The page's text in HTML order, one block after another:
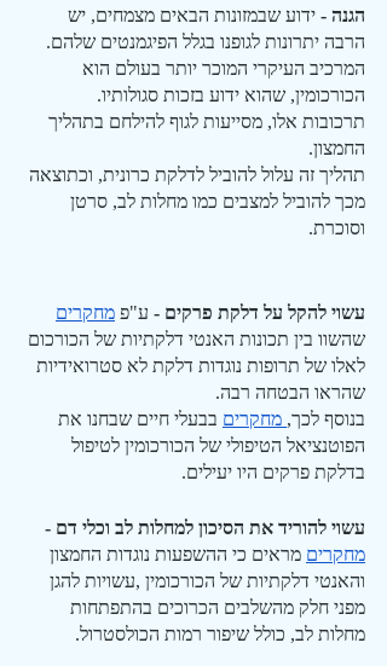
הגנה - ידוע שבמזונות הבאים מצמחים, יש
הרבה יתרונות לגופנו בגלל הפיגמנטים שלהם.
המרכיב העיקרי המוכר יותר בעולם הוא
הכורכומין, שהוא ידוע בזכות סגולותיו.
תרכובות אלו, מסייעות לגוף להילחם בתהליך
החמצון.
תהליך זה עלול להוביל לדלקת כרונית, וכתוצאה
מכך להוביל למצבים כמו מחלות לב, סרטן
וסוכרת.
עשוי להקל על דלקת פרקים - ע"פ מחקרים
שהשוו בין תכונות האנטי דלקתיות של הכורכום
לאלו של תרופות נוגדות דלקת לא סטרואידיות
שהראו הבטחה רבה.
בנוסף לכך, מחקרים בבעלי חיים שבחנו את
הפוטנציאל הטיפולי של הכורכומין לטיפול
בדלקת פרקים היו יעילים.
עשוי להוריד את הסיכון למחלות לב וכלי דם -
מחקרים מראים כי ההשפעות נוגדות החמצון
והאנטי דלקתיות של הכורכומין ,עשויות להגן
מפני חלק מהשלבים הכרוכים בהתפתחות
מחלות לב, כולל שיפור רמות הכולסטרול.